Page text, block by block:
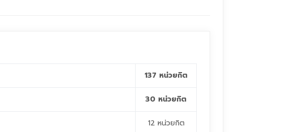
137 หน่วยกิต
30 หน่วยกิต
12 หน่วยกิต